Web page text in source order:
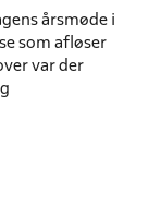
årsmøde i
som afløser
var der